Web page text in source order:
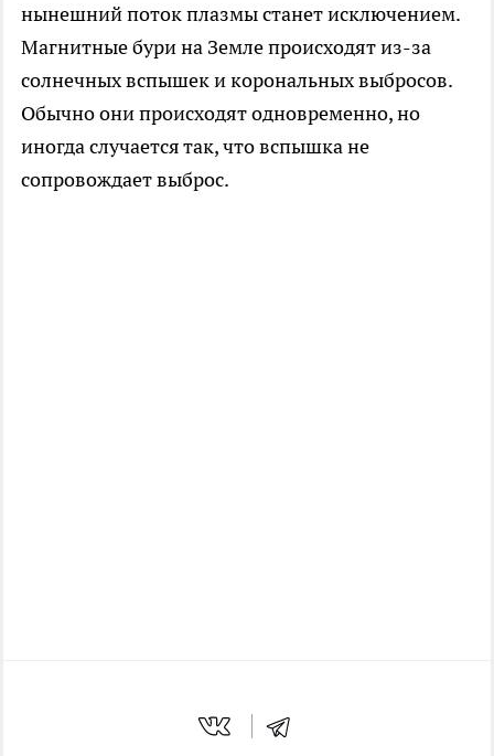
нынешний поток плазмы станет исключением.
Магнитные бури на Земле происходят из-за
солнечных вспышек и корональных выбросов.
Обычно они происходят одновременно, но
иногда случается так, что вспышка не
сопровождает выброс.